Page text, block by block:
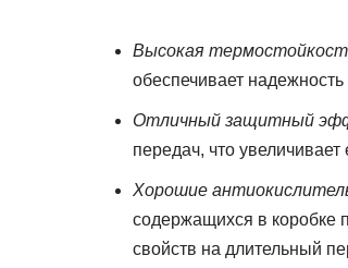
Высокая
обеспечивает
Отличный защитный
передач, что
Хорошие
содержащихся в коробке
свойств на длительный